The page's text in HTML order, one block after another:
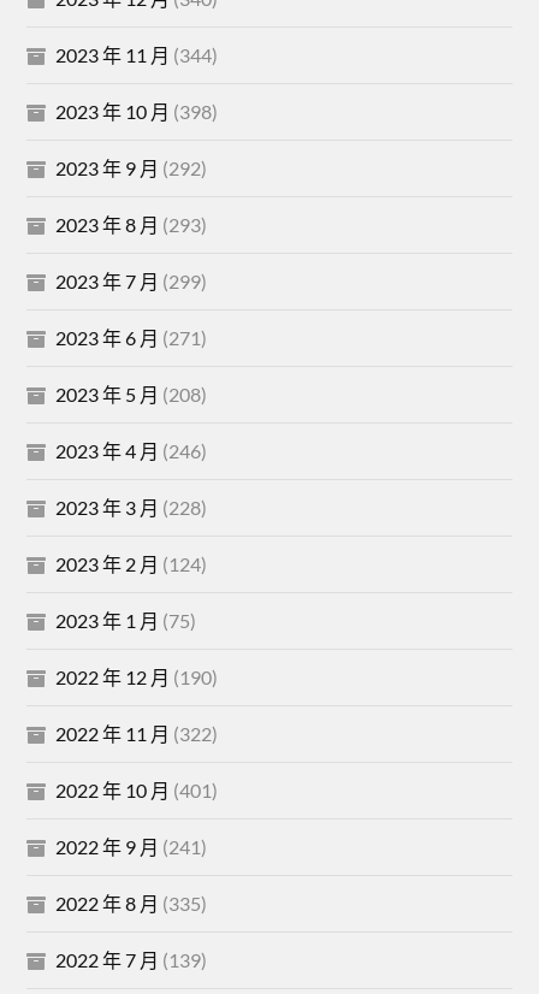
2023 年 11 月 (344)
2023 年 10 月 (398)
2023 年 9 月 (292)
2023 年 8 月 (293)
2023 年 7 月 (299)
2023 年 6 月 (271)
2023 年 5 月 (208)
2023 年 4 月 (246)
2023 年 3 月 (228)
2023 年 2 月 (124)
2023 年 1 月 (75)
2022 年 12 月 (190)
2022 年 11 月 (322)
2022 年 10 月 (401)
2022 年 9 月 (241)
2022 年 8 月 (335)
2022 年 7 月 (139)